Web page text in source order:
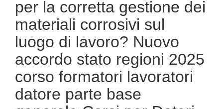
per la corretta gestione dei
materiali corrosivi sul
luogo di lavoro? Nuovo
accordo stato regioni 2025
corso formatori lavoratori
datore parte base